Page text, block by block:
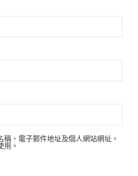
稱、電子郵件地址及個人網站網址，
用。